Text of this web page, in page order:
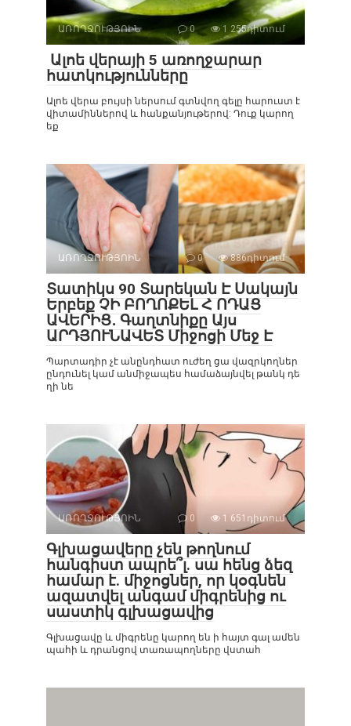
ԱՌՈՂՋՈՒԹՅՈԻՆ 0 1 255դիտում
Ալոե վերայի 5 առողջարար
հատկությունները
Ալոե վերա բույսի ներսում գտնվող գելը հարուստ է
վիտամիններով և հանքանյութերով: Դուք կարող
եք
ԱՌՈՂՋՈՒԹՅՈԻՆ 0 886դիտում
Տատիկս 90 Տարեկան Է Սակայն
Երբեք ՉԻ ԲՈՂՈՔԵԼ Հ ՈԴԱՑ
ԱՎԵՐԻՑ․ Գաղտնիքը Այս
ԱՐԴՅՈՒՆԱՎԵՏ Միջոցի Մեջ Է
Պարտադիր չէ անընդհատ ուժեղ ցա վազրկողներ
ընդունել կամ անմիջապես համաձայնվել թանկ դե
ղի նե
ԱՌՈՂՋՈՒԹՅՈԻՆ 0 1 651դիտում
Գլխացավերը չեն թողնում
հանգիստ ապրե՞լ. սա հենց ձեզ
համար է. միջոցներ, որ կօգնեն
ազատվել անգամ միգրենից ու
սաստիկ գլխացավից
Գլխացավը և միգրենը կարող են ի հայտ գալ ամեն
պահի և դրանցով տառապողները վստահ